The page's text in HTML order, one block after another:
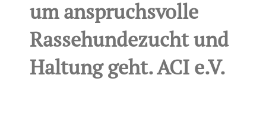
um anspruchsvolle
Rassehundezucht und
Haltung geht. ACI e.V.